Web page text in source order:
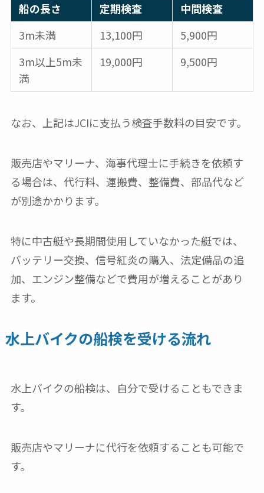
船の長さ 定期検査
中間検査
3m未満
13,100円
5,900円
3m以上5m未
満
19,000円 9,500円
なお、上記はJCIに支払う検査手数料の目安です。
販売店やマリーナ、海事代理士に手続きを依頼す
る場合は、代行料、運搬費、整備費、部品代など
が別途かかります。
特に中古艇や長期間使用していなかった艇では、
バッテリー交換、信号紅炎の購入、法定備品の追
加、エンジン整備などで費用が増えることがあり
ます。
水上バイクの船検を受ける流れ
水上バイクの船検は、自分で受けることもできま
す。
販売店やマリーナに代行を依頼することも可能で
す。